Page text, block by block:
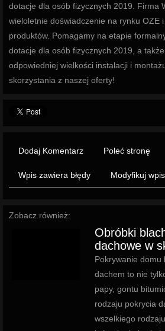
dotacje dla osób fizycznych 2019. Firma
wieloletnie doświadczenie na rynku OZE
produktów. Pomagamy na etapie
dotacje dla osób fizycznych 2019, a
odpowiedniej wielkości instalacji i
skorzystania z naszej oferty!
Dodaj Komentarz Poleć stronę
Wpis zawiera błędy Modyfikuj wpis
Zobacz również:
Obróbki
dachowe w
Pokrywanie domu
dachem to nie
papy, gontu
rodzaju pokrycia
wszelkiego